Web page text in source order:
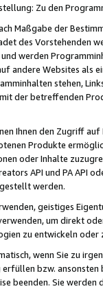
Zu den
Maßgabe der
des Vorstehenden
werden
andere Websites als
stehen,
der betreffenden
Ihnen den Zugriff
Produkte
oder Inhalte
API und PA API
werden.
geistiges
um direkt
zu entwickeln
wenn Sie zu
bzw. ansonsten
beenden. Sie werden